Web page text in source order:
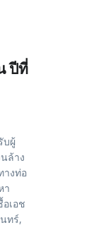
ปีที่
บผู้
ล้าง
างท่อ
า
เอช
ทร์,